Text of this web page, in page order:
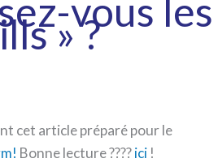
vous les
» ?
cet article préparé pour le
Bonne lecture ????ici !